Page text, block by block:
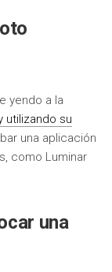
yendo a la
utilizando su
una aplicación
como Luminar
una